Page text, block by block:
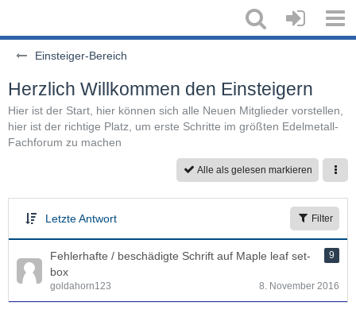
Einsteiger-Bereich
Herzlich Willkommen den Einsteigern
Hier ist der Start, hier können sich alle Neuen Mitglieder vorstellen,
hier ist der richtige Platz, um erste Schritte im größten Edelmetall-
Fachforum zu machen
Alle als gelesen markieren
Letzte Antwort Filter
Fehlerhafte / beschädigte Schrift auf Maple leaf set-
box
9
goldahorn123 8. November 2016